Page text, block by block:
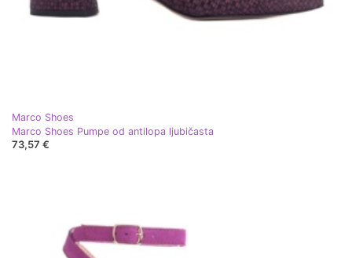
Marco Shoes
Marco Shoes Pumpe od antilopa ljubičasta
73,57 €